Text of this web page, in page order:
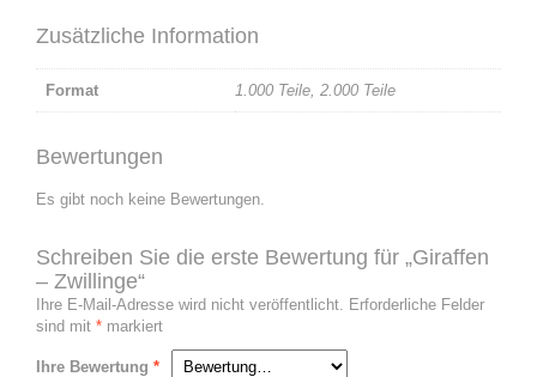
Zusätzliche Information
Format 1.000 Teile, 2.000 Teile
Bewertungen
Es gibt noch keine Bewertungen.
Schreiben Sie die erste Bewertung für „Giraffen
– Zwillinge“
Ihre E-Mail-Adresse wird nicht veröffentlicht. Erforderliche Felder
sind mit * markiert
Ihre Bewertung *